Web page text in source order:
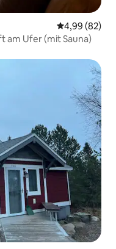
4,99 (82)
am Ufer (mit Sauna)